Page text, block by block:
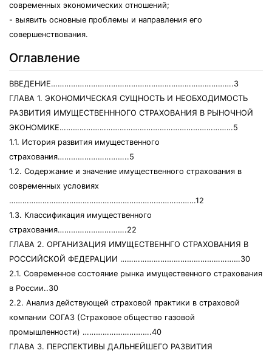
современных экономических отношений;
- выявить основные проблемы и направления его
совершенствования.
Оглавление
ВВЕДЕНИЕ……………………………………………………………………….3
ГЛАВА 1. ЭКОНОМИЧЕСКАЯ СУЩНОСТЬ И НЕОБХОДИМОСТЬ
РАЗВИТИЯ ИМУЩЕСТВЕНННОГО СТРАХОВАНИЯ В РЫНОЧНОЙ
ЭКОНОМИКЕ……………………………………………………………………5
1.1. История развития имущественного
страхования…………………………..5
1.2. Содержание и значение имущественного страхования в
современных условиях
…………………………………………………………………………12
1.3. Классификация имущественного
страхования………………………….22
ГЛАВА 2. ОРГАНИЗАЦИЯ ИМУЩЕСТВЕННГО СТРАХОВАНИЯ В
РОССИЙСКОЙ ФЕДЕРАЦИИ ………………………………………………30
2.1. Современное состояние рынка имущественного страхования
в России..30
2.2. Анализ действующей страховой практики в страховой
компании СОГАЗ (Страховое общество газовой
промышленности) ………………………….40
ГЛАВА 3. ПЕРСПЕКТИВЫ ДАЛЬНЕЙШЕГО РАЗВИТИЯ